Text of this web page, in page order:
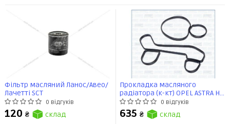
Фільтр масляний Ланос/Авео/
Лачетті SCT
0 відгуків
120 ₴ склад
Прокладка масляного
радіатора (к-кт) OPEL ASTRA H
1.7d (77064000) Ajusa
0 відгуків
635 ₴ склад